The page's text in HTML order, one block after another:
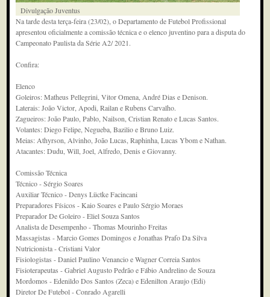
Divulgação Juventus
Na tarde desta terça-feira (23/02), o Departamento de Futebol Profissional
apresentou oficialmente a comissão técnica e o elenco juventino para a disputa do
Campeonato Paulista da Série A2/ 2021.
Confira:
Elenco
Goleiros: Matheus Pellegrini, Vitor Omena, André Dias e Denison.
Laterais: João Victor, Apodi, Railan e Rubens Carvalho.
Zagueiros: João Paulo, Pablo, Nailson, Cristian Renato e Lucas Santos.
Volantes: Diego Felipe, Negueba, Bazilio e Bruno Luiz.
Meias: Athyrson, Alvinho, João Lucas, Raphinha, Lucas Ybom e Nathan.
Atacantes: Dudu, Will, Joel, Alfredo, Denis e Giovanny.
Comissão Técnica
Técnico - Sérgio Soares
Auxiliar Técnico - Denys Lüctke Facincani
Preparadores Físicos - Kaio Soares e Paulo Sérgio Moraes
Preparador De Goleiro - Eliel Souza Santos
Analista de Desempenho - Thomas Mourinho Freitas
Massagistas - Marcio Gomes Domingos e Jonathas Prafo Da Silva
Nutricionista - Cristiani Valor
Fisiologistas - Daniel Paulino Venancio e Wagner Correia Santos
Fisioterapeutas - Gabriel Augusto Pedrão e Fábio Andrelino de Souza
Mordomos - Edenildo Dos Santos (Zeca) e Edenilton Araujo (Edi)
Diretor De Futebol - Conrado Agarelli